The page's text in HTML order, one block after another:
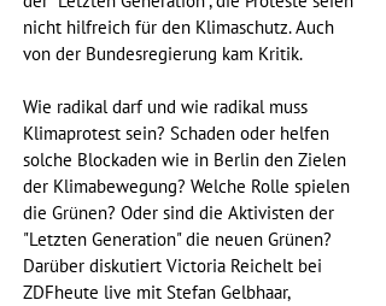
nicht hilfreich für den Klimaschutz. Auch
von der Bundesregierung kam Kritik.
Wie radikal darf und wie radikal muss
Klimaprotest sein? Schaden oder helfen
solche Blockaden wie in Berlin den Zielen
der Klimabewegung? Welche Rolle spielen
die Grünen? Oder sind die Aktivisten der
"Letzten Generation" die neuen Grünen?
Darüber diskutiert Victoria Reichelt bei
ZDFheute live mit Stefan Gelbhaar,